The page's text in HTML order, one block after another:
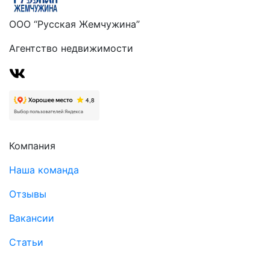
ООО “Русская Жемчужина”
Агентство недвижимости
Компания
Наша команда
Отзывы
Вакансии
Статьи